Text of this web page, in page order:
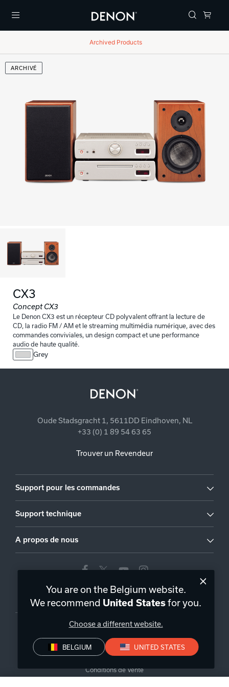
Archived Products
ARCHIVÉ
CX3
Concept CX3
Le Denon CX3 est un récepteur CD polyvalent offrant la lecture de
CD, la radio FM / AM et le streaming multimédia numérique, avec des
commandes conviviales, un design compact et une performance
audio de haute qualité.
Grey
Oude Stadsgracht 1, 5611DD Eindhoven, NL
+33 (0) 1 89 54 63 65
Trouver un Revendeur
Support pour les commandes
Support technique
A propos de nous
|FR
Politique de confidentialité
Déclaration de conformité
Conditions de Vente
You are on the Belgium website.
We recommend United Statesfor you.
Choose a different website.
BELGIUM UNITED STATES